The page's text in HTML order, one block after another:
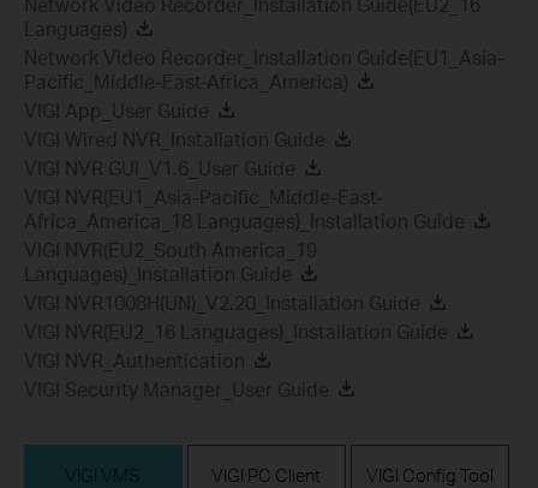
Languages)
Network Video Recorder_Installation Guide(EU1_Asia-
Pacific_Middle-East-Africa_America)
VIGI App_User Guide
VIGI Wired NVR_Installation Guide
VIGI NVR GUI_V1.6_User Guide
VIGI NVR(EU1_Asia-Pacific_Middle-East-
Africa_America_18 Languages)_Installation Guide
VIGI NVR(EU2_South America_19
Languages)_Installation Guide
VIGI NVR1008H(UN)_V2.20_Installation Guide
VIGI NVR(EU2_16 Languages)_Installation Guide
VIGI NVR_Authentication
VIGI Security Manager_User Guide
VIGI VMS VIGI PC Client VIGI Config Tool